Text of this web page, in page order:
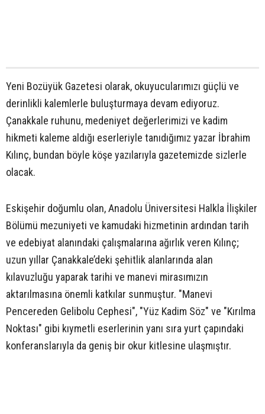
Yeni Bozüyük Gazetesi olarak, okuyucularımızı güçlü ve
derinlikli kalemlerle buluşturmaya devam ediyoruz.
Çanakkale ruhunu, medeniyet değerlerimizi ve kadim
hikmeti kaleme aldığı eserleriyle tanıdığımız yazar İbrahim
Kılınç, bundan böyle köşe yazılarıyla gazetemizde sizlerle
olacak.
Eskişehir doğumlu olan, Anadolu Üniversitesi Halkla İlişkiler
Bölümü mezuniyeti ve kamudaki hizmetinin ardından tarih
ve edebiyat alanındaki çalışmalarına ağırlık veren Kılınç;
uzun yıllar Çanakkale’deki şehitlik alanlarında alan
kılavuzluğu yaparak tarihi ve manevi mirasımızın
aktarılmasına önemli katkılar sunmuştur. "Manevi
Pencereden Gelibolu Cephesi", "Yüz Kadim Söz" ve "Kırılma
Noktası" gibi kıymetli eserlerinin yanı sıra yurt çapındaki
konferanslarıyla da geniş bir okur kitlesine ulaşmıştır.